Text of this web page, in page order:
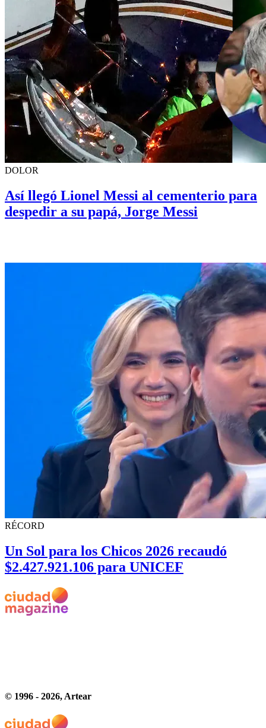
DOLOR
Así llegó Lionel Messi al cementerio para
despedir a su papá, Jorge Messi
RÉCORD
Un Sol para los Chicos 2026 recaudó
$2.427.921.106 para UNICEF
© 1996 - 2026, Artear